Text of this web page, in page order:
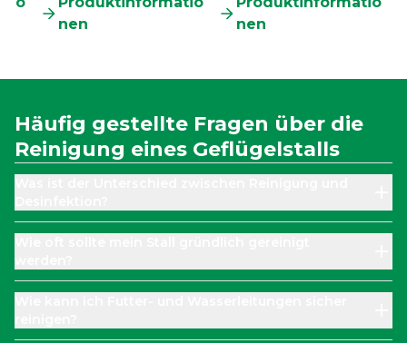
nen
nen
Häufig gestellte Fragen über die
Reinigung eines Geflügelstalls